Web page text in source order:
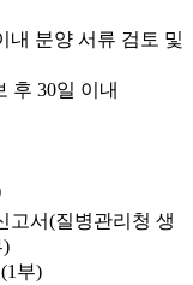
내 분양 서류 검토 및
후 30일 이내
고서(질병관리청 생
)
부)